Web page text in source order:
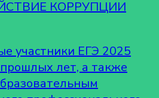
КОРРУПЦИИ
участники ЕГЭ 2025
лет, а также